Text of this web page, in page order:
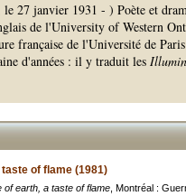
27 janvier 1931 - ) Poète et
de l'University of Western
française de l'Université de
d'années : il y traduit les
of flame (1981)
of earth, a taste of flame , Montréal :